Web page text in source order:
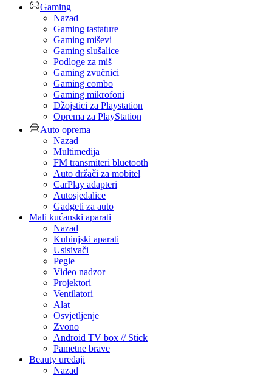
Gaming
Nazad
Gaming tastature
Gaming miševi
Gaming slušalice
Podloge za miš
Gaming zvučnici
Gaming combo
Gaming mikrofoni
Džojstici za Playstation
Oprema za PlayStation
Auto oprema
Nazad
Multimedija
FM transmiteri bluetooth
Auto držači za mobitel
CarPlay adapteri
Autosjedalice
Gadgeti za auto
Mali kućanski aparati
Nazad
Kuhinjski aparati
Usisivači
Pegle
Video nadzor
Projektori
Ventilatori
Alat
Osvjetljenje
Zvono
Android TV box // Stick
Pametne brave
Beauty uređaji
Nazad